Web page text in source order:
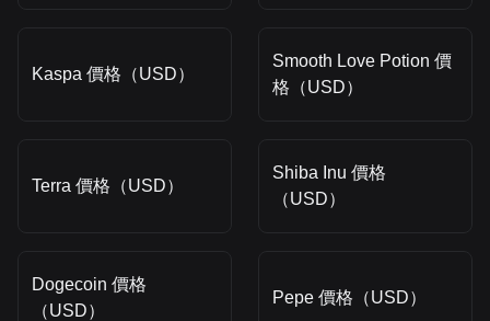
Kaspa 價格（USD）
Smooth Love Potion 價
格（USD）
Terra 價格（USD）
Shiba Inu 價格
（USD）
Dogecoin 價格
（USD）
Pepe 價格（USD）